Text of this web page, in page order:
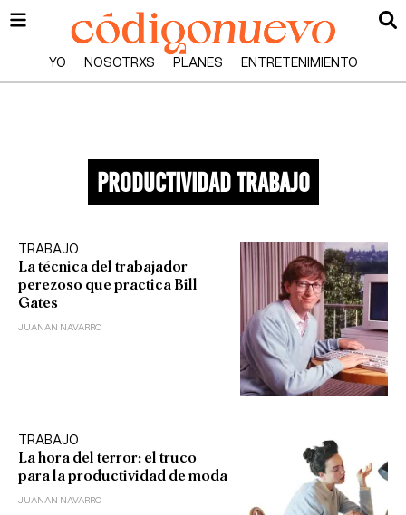
YO NOSOTRXS PLANES ENTRETENIMIENTO
productividad trabajo
TRABAJO
La técnica del trabajador
perezoso que practica Bill
Gates
JUANAN NAVARRO
TRABAJO
La hora del terror: el truco
para la productividad de moda
JUANAN NAVARRO